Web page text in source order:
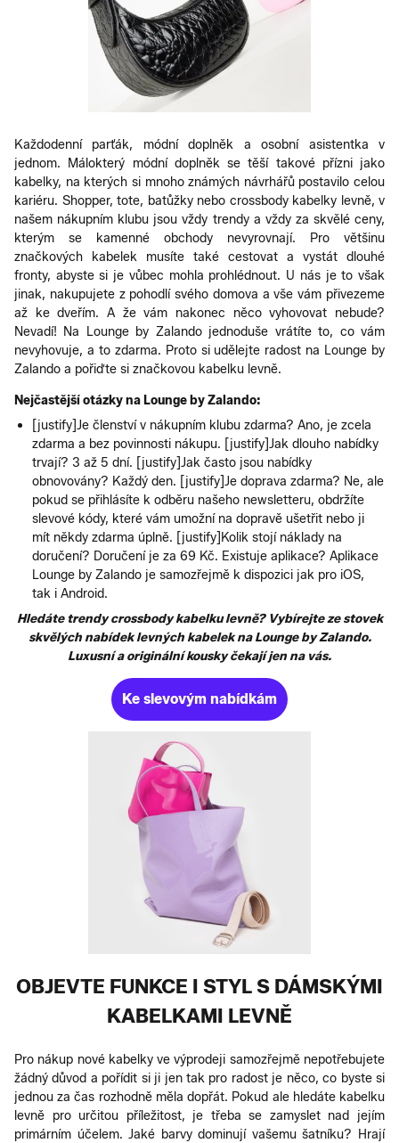
Každodenní parťák, módní doplněk a osobní asistentka v
jednom. Málokterý módní doplněk se těší takové přízni jako
kabelky, na kterých si mnoho známých návrhářů postavilo celou
kariéru. Shopper, tote, batůžky nebo crossbody kabelky levně, v
našem nákupním klubu jsou vždy trendy a vždy za skvělé ceny,
kterým se kamenné obchody nevyrovnají. Pro většinu
značkových kabelek musíte také cestovat a vystát dlouhé
fronty, abyste si je vůbec mohla prohlédnout. U nás je to však
jinak, nakupujete z pohodlí svého domova a vše vám přivezeme
až ke dveřím. A že vám nakonec něco vyhovovat nebude?
Nevadí! Na Lounge by Zalando jednoduše vrátíte to, co vám
nevyhovuje, a to zdarma. Proto si udělejte radost na Lounge by
Zalando a pořiďte si značkovou kabelku levně.
Nejčastější otázky na Lounge by Zalando:
[justify]Je členství v nákupním klubu zdarma? Ano, je zcela
zdarma a bez povinnosti nákupu. [justify]Jak dlouho nabídky
trvají? 3 až 5 dní. [justify]Jak často jsou nabídky
obnovovány? Každý den. [justify]Je doprava zdarma? Ne, ale
pokud se přihlásíte k odběru našeho newsletteru, obdržíte
slevové kódy, které vám umožní na dopravě ušetřit nebo ji
mít někdy zdarma úplně. [justify]Kolik stojí náklady na
doručení? Doručení je za 69 Kč. Existuje aplikace? Aplikace
Lounge by Zalando je samozřejmě k dispozici jak pro iOS,
tak i Android.
Hledáte trendy crossbody kabelku levně? Vybírejte ze stovek
skvělých nabídek levných kabelek na Lounge by Zalando.
Luxusní a originální kousky čekají jen na vás.
Ke slevovým nabídkám
OBJEVTE FUNKCE I STYL S DÁMSKÝMI
KABELKAMI LEVNĚ
Pro nákup nové kabelky ve výprodeji samozřejmě nepotřebujete
žádný důvod a pořídit si ji jen tak pro radost je něco, co byste si
jednou za čas rozhodně měla dopřát. Pokud ale hledáte kabelku
levně pro určitou příležitost, je třeba se zamyslet nad jejím
primárním účelem. Jaké barvy dominují vašemu šatníku? Hrají